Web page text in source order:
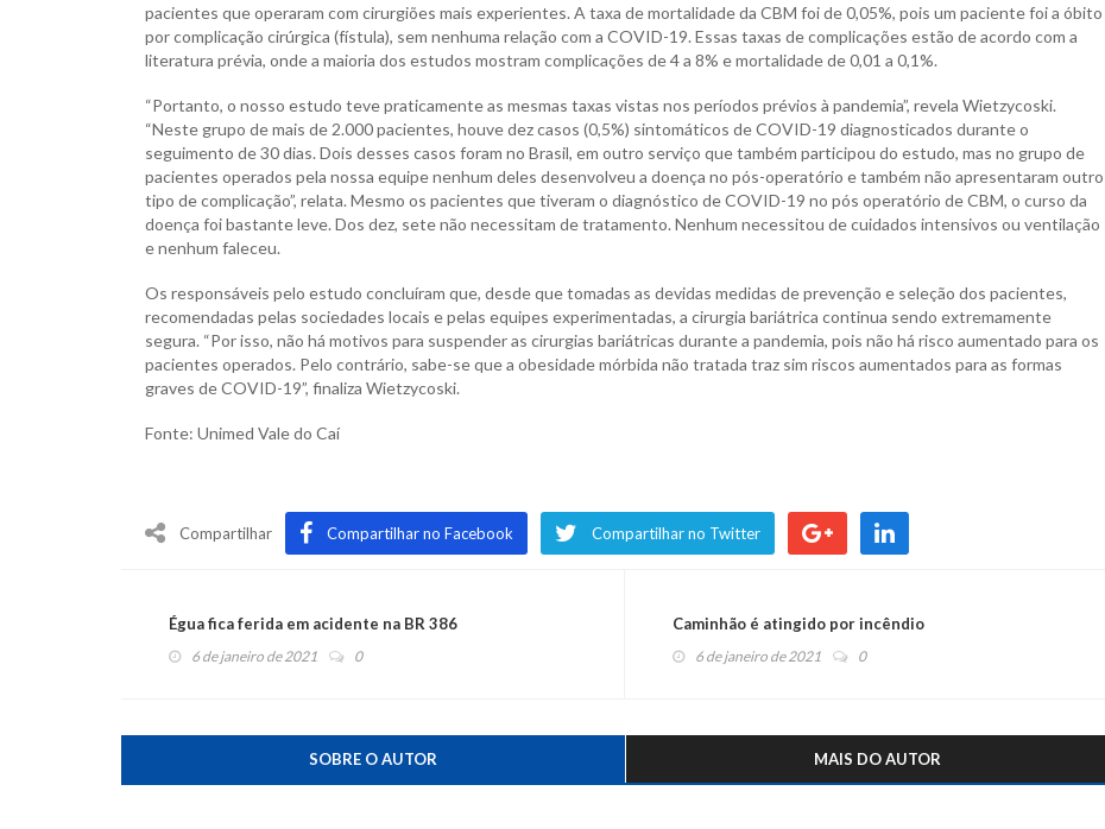
pacientes que operaram com cirurgiões mais experientes. A taxa de mortalidade da CBM foi de 0,05%, pois um paciente foi a óbito
por complicação cirúrgica (fístula), sem nenhuma relação com a COVID-19. Essas taxas de complicações estão de acordo com a
literatura prévia, onde a maioria dos estudos mostram complicações de 4 a 8% e mortalidade de 0,01 a 0,1%.
“Portanto, o nosso estudo teve praticamente as mesmas taxas vistas nos períodos prévios à pandemia”, revela Wietzycoski.
“Neste grupo de mais de 2.000 pacientes, houve dez casos (0,5%) sintomáticos de COVID-19 diagnosticados durante o
seguimento de 30 dias. Dois desses casos foram no Brasil, em outro serviço que também participou do estudo, mas no grupo de
pacientes operados pela nossa equipe nenhum deles desenvolveu a doença no pós-operatório e também não apresentaram outro
tipo de complicação”, relata. Mesmo os pacientes que tiveram o diagnóstico de COVID-19 no pós operatório de CBM, o curso da
doença foi bastante leve. Dos dez, sete não necessitam de tratamento. Nenhum necessitou de cuidados intensivos ou ventilação
e nenhum faleceu.
Os responsáveis pelo estudo concluíram que, desde que tomadas as devidas medidas de prevenção e seleção dos pacientes,
recomendadas pelas sociedades locais e pelas equipes experimentadas, a cirurgia bariátrica continua sendo extremamente
segura. “Por isso, não há motivos para suspender as cirurgias bariátricas durante a pandemia, pois não há risco aumentado para os
pacientes operados. Pelo contrário, sabe-se que a obesidade mórbida não tratada traz sim riscos aumentados para as formas
graves de COVID-19”, finaliza Wietzycoski.
Fonte: Unimed Vale do Caí
Compartilhar Compartilhar no Facebook Compartilhar no Twitter
Égua fica ferida em acidente na BR 386
6 de janeiro de 2021 0
Caminhão é atingido por incêndio
6 de janeiro de 2021 0
SOBRE O AUTOR MAIS DO AUTOR